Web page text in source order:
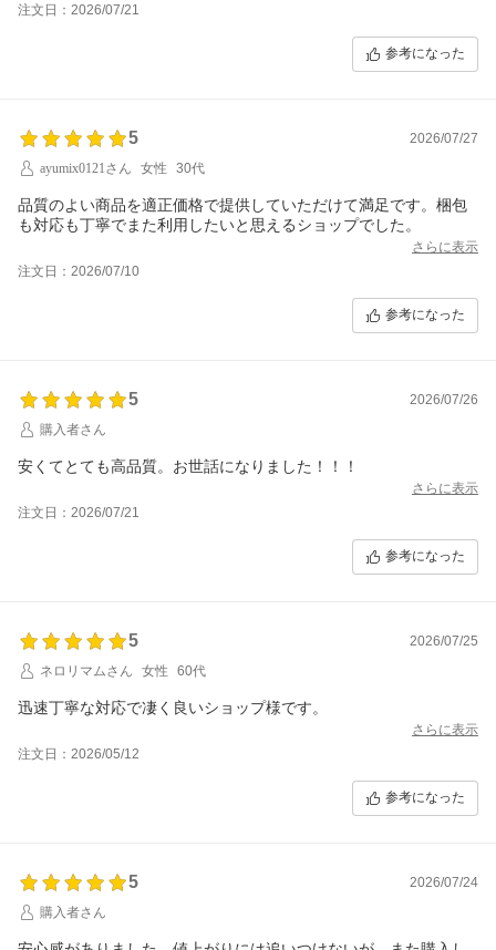
注文日：2026/07/21
参考になった
5
2026/07/27
ayumix0121さん
女性 30代
品質のよい商品を適正価格で提供していただけて満足です。梱包
も対応も丁寧でまた利用したいと思えるショップでした。
さらに表示
注文日：2026/07/10
参考になった
5
2026/07/26
購入者さん
安くてとても高品質。お世話になりました！！！
さらに表示
注文日：2026/07/21
参考になった
5
2026/07/25
ネロリマムさん
女性 60代
迅速丁寧な対応で凄く良いショップ様です。
さらに表示
注文日：2026/05/12
参考になった
5
2026/07/24
購入者さん